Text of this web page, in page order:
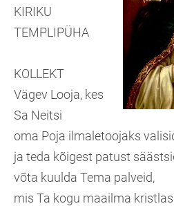
KIRIKU
TEMPLIPÜHA
KOLLEKT
Vägev Looja, kes
Sa Neitsi
oma Poja ilmaletoojaks
ja teda kõigest patust
võta kuulda Tema palveid,
mis Ta kogu maailma